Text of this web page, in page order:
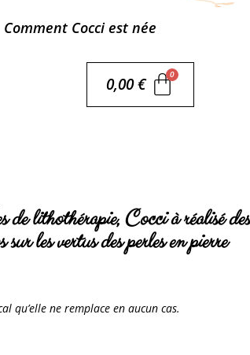
Comment Cocci est née
0,00€
lithothérapie, Cocci à réalisé des
les vertus des perles en pierre
qu’elle ne remplace en aucun cas.